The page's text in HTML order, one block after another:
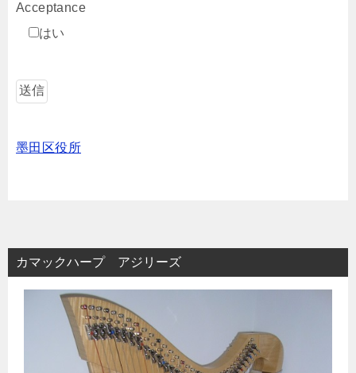
Acceptance
はい
墨田区役所
カマックハープ アジリーズ